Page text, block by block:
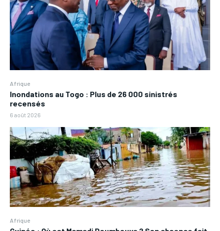
Afrique
Inondations au Togo : Plus de 26 000 sinistrés
recensés
6 août 2026
Afrique